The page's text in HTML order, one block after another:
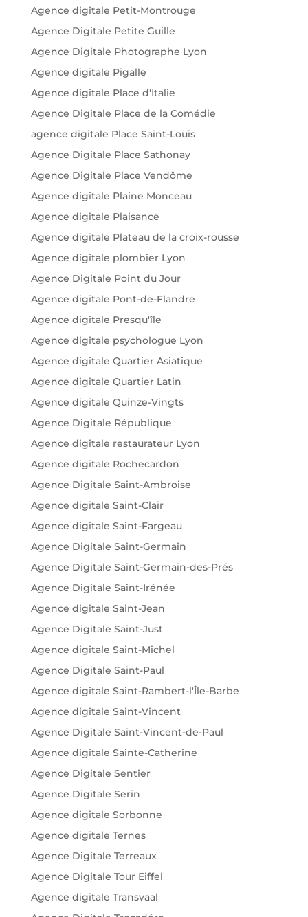
Agence digitale Petit-Montrouge
Agence Digitale Petite Guille
Agence Digitale Photographe Lyon
Agence digitale Pigalle
Agence digitale Place d'Italie
Agence Digitale Place de la Comédie
agence digitale Place Saint-Louis
Agence Digitale Place Sathonay
Agence Digitale Place Vendôme
Agence digitale Plaine Monceau
Agence digitale Plaisance
Agence digitale Plateau de la croix-rousse
Agence digitale plombier Lyon
Agence Digitale Point du Jour
Agence digitale Pont-de-Flandre
Agence digitale Presqu'île
Agence digitale psychologue Lyon
Agence digitale Quartier Asiatique
Agence digitale Quartier Latin
Agence digitale Quinze-Vingts
Agence Digitale République
Agence digitale restaurateur Lyon
Agence digitale Rochecardon
Agence Digitale Saint-Ambroise
Agence digitale Saint-Clair
Agence digitale Saint-Fargeau
Agence Digitale Saint-Germain
Agence Digitale Saint-Germain-des-Prés
Agence Digitale Saint-Irénée
Agence digitale Saint-Jean
Agence Digitale Saint-Just
Agence digitale Saint-Michel
Agence Digitale Saint-Paul
Agence digitale Saint-Rambert-l'Île-Barbe
Agence digitale Saint-Vincent
Agence Digitale Saint-Vincent-de-Paul
Agence digitale Sainte-Catherine
Agence Digitale Sentier
Agence Digitale Serin
Agence digitale Sorbonne
Agence digitale Ternes
Agence Digitale Terreaux
Agence Digitale Tour Eiffel
Agence digitale Transvaal